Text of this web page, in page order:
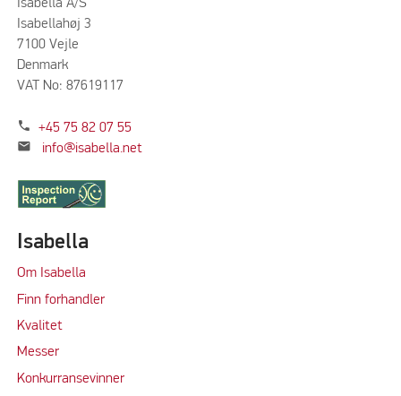
Isabella A/S
Isabellahøj 3
7100 Vejle
Denmark
VAT No: 87619117
phone +45 75 82 07 55
mail info@isabella.net
Isabella
Om Isabella
Finn forhandler
Kvalitet
Messer
Konkurransevinner